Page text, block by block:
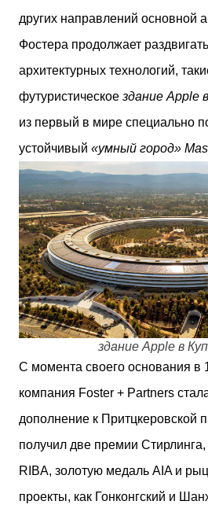
других направлений основной
Фостера продолжает
архитектурных технологий,
футуристическое здание Apple
из первый в мире специально
устойчивый «умный город»
здание Apple в
С момента своего основания в
компания Foster + Partners
дополнение к Притцкеровской
получил две премии
RIBA, золотую медаль AIA и
проекты, как Гонконгский и